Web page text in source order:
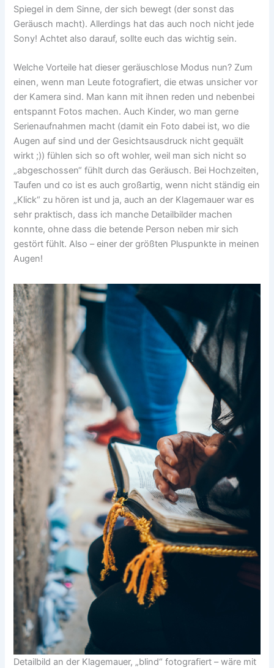
Spiegel in dem Sinne, der sich bewegt (der sonst das
Geräusch macht). Allerdings hat das auch noch nicht jede
Sony! Achtet also darauf, sollte euch das wichtig sein.
Welche Vorteile hat dieser geräuschlose Modus nun? Zum
einen, wenn man Leute fotografiert, die etwas unsicher vor
der Kamera sind. Man kann mit ihnen reden und nebenbei
entspannt Fotos machen. Auch Kinder, wo man gerne
Serienaufnahmen macht (damit ein Foto dabei ist, wo die
Augen auf sind und der Gesichtsausdruck nicht gequält
wirkt ;)) fühlen sich so oft wohler, weil man sich nicht so
„abgeschossen“ fühlt durch das Geräusch. Bei Hochzeiten,
Taufen und co ist es auch großartig, wenn nicht ständig ein
„Klick“ zu hören ist und ja, auch an der Klagemauer war es
sehr praktisch, dass ich manche Detailbilder machen
konnte, ohne dass die betende Person neben mir sich
gestört fühlt. Also – einer der größten Pluspunkte in meinen
Augen!
Detailbild an der Klagemauer, „blind“ fotografiert – wäre mit